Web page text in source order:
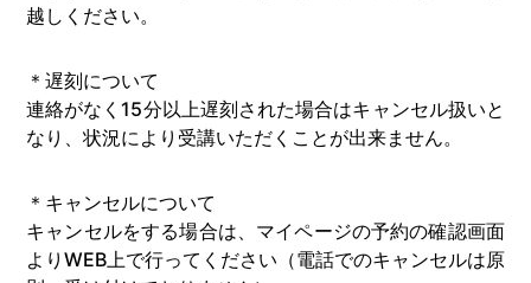
越しください。
＊遅刻について
連絡がなく15分以上遅刻された場合はキャンセル扱いと
なり、状況により受講いただくことが出来ません。
＊キャンセルについて
キャンセルをする場合は、マイページの予約の確認画面
よりWEB上で行ってください（電話でのキャンセルは原